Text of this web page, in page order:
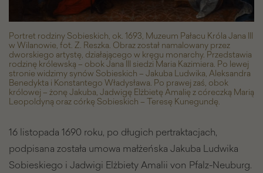
Portret rodziny Sobieskich, ok. 1693, Muzeum Pałacu Króla Jana III
w Wilanowie, fot. Z. Reszka. Obraz został namalowany przez
dworskiego artystę, działającego w kręgu monarchy. Przedstawia
rodzinę królewską – obok Jana III siedzi Maria Kazimiera. Po lewej
stronie widzimy synów Sobieskich – Jakuba Ludwika, Aleksandra
Benedykta i Konstantego Władysława. Po prawej zaś, obok
królowej – żonę Jakuba, Jadwigę Elżbietę Amalię z córeczką Marią
Leopoldyną oraz córkę Sobieskich – Teresę Kunegundę.
16 listopada 1690 roku, po długich pertraktacjach,
podpisana została umowa małżeńska Jakuba Ludwika
Sobieskiego i Jadwigi Elżbiety Amalii von Pfalz-Neuburg.